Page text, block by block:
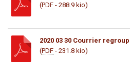
(PDF - 288.9 kio)
2020 03 30 Courrier
(PDF - 231.8 kio)